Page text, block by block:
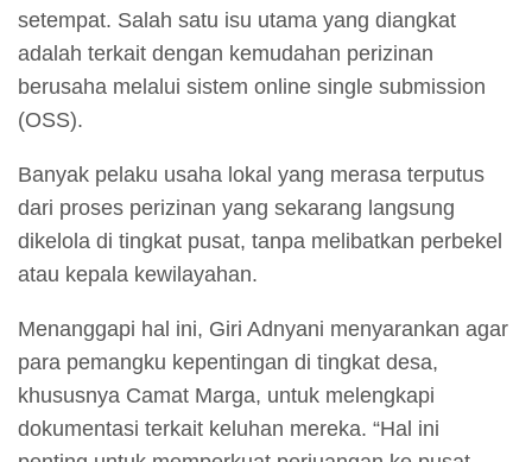
setempat. Salah satu isu utama yang diangkat
adalah terkait dengan kemudahan perizinan
berusaha melalui sistem online single submission
(OSS).
Banyak pelaku usaha lokal yang merasa terputus
dari proses perizinan yang sekarang langsung
dikelola di tingkat pusat, tanpa melibatkan perbekel
atau kepala kewilayahan.
Menanggapi hal ini, Giri Adnyani menyarankan agar
para pemangku kepentingan di tingkat desa,
khususnya Camat Marga, untuk melengkapi
dokumentasi terkait keluhan mereka. “Hal ini